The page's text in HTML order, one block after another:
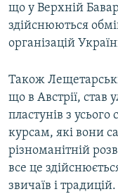
що у Верхній
здійснюються
організацій
Також
що в Австрії, став
пластунів з
курсам, які вони
різноманітній
все це
звичаїв і традицій.